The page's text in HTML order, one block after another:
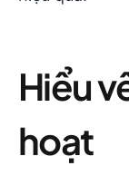
Hiểu
hoạt